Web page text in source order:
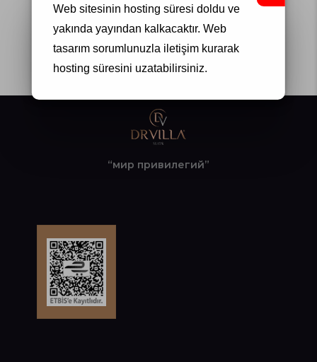
пожалуйста, свяжитесь с вашим ассистентом по
отпуску
Web sitesinin hosting süresi doldu ve
yakında yayından kalkacaktır. Web
tasarımsorumlunuzla iletişim kurarak
hosting süresini uzatabilirsiniz.
“мир привилегий”